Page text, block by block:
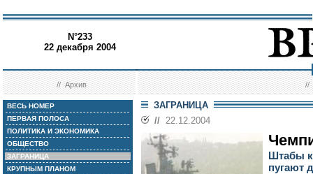
N°233
22 декабря 2004
//Архив //
ВЕСЬ НОМЕР
ПЕРВАЯ ПОЛОСА
ПОЛИТИКА И ЭКОНОМИКА
ОБЩЕСТВО
ЗАГРАНИЦА
КРУПНЫМ ПЛАНОМ
ЗАГРАНИЦА
// 22.12.2004
Штабы
пугают